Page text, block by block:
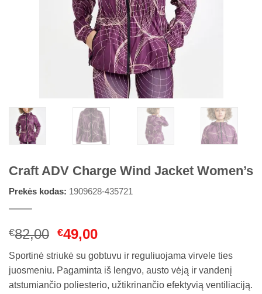
Craft ADV Charge Wind Jacket Women’s
Prekės kodas: 1909628-435721
€82,00 Original
was:
€82,00.
€49,00Current
is:
€49,00.
Sportinė striukė su gobtuvu ir reguliuojama virvele ties
juosmeniu. Pagaminta iš lengvo, austo vėją ir vandenį
atstumiančio poliesterio, užtikrinančio efektyvią ventiliaciją.